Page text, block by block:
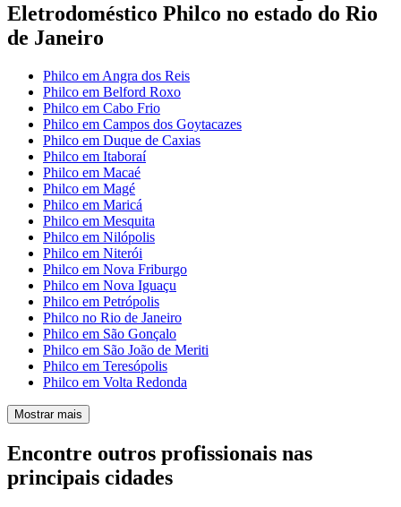
Eletrodoméstico Philco no estado do Rio
de Janeiro
Philco em Angra dos Reis
Philco em Belford Roxo
Philco em Cabo Frio
Philco em Campos dos Goytacazes
Philco em Duque de Caxias
Philco em Itaboraí
Philco em Macaé
Philco em Magé
Philco em Maricá
Philco em Mesquita
Philco em Nilópolis
Philco em Niterói
Philco em Nova Friburgo
Philco em Nova Iguaçu
Philco em Petrópolis
Philco no Rio de Janeiro
Philco em São Gonçalo
Philco em São João de Meriti
Philco em Teresópolis
Philco em Volta Redonda
Mostrar mais
Encontre outros profissionais nas
principais cidades